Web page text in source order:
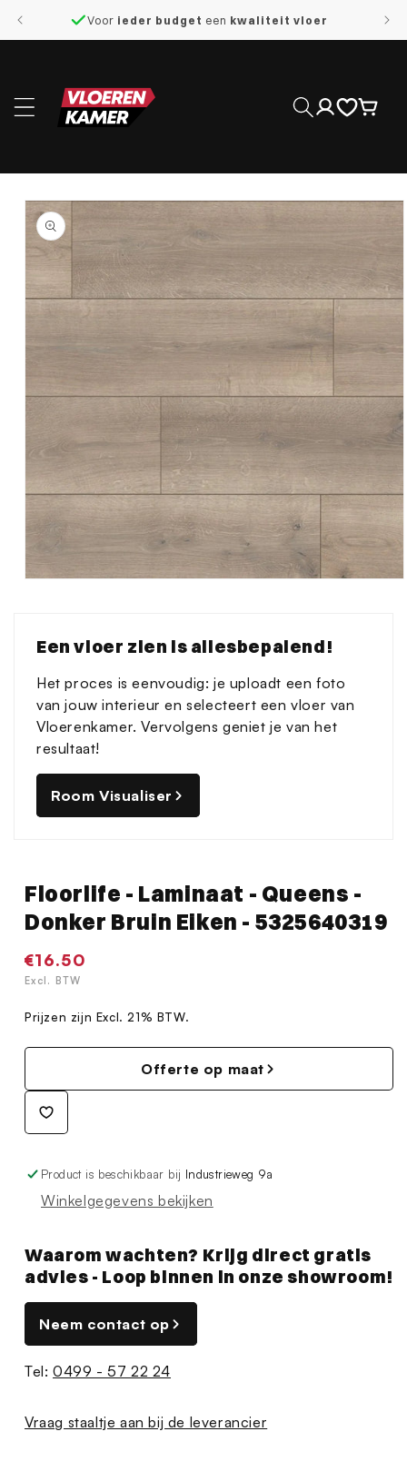
naar de
Voor ieder budget een kwaliteit vloer
Inloggen
direct naar
modaal
Een vloer zien is allesbepalend!
Het proces is eenvoudig: je uploadt een foto
van jouw interieur en selecteert een vloer van
Vloerenkamer. Vervolgens geniet je van het
resultaat!
Room Visualiser
Floorlife - Laminaat - Queens -
Donker Bruin Eiken - 5325640319
Normale
prijs
€16.50
Excl. BTW
Prijzen zijn Excl. 21% BTW.
Offerte op maat
Product is beschikbaar bij Industrieweg 9a
Winkelgegevens bekijken
Waarom wachten? Krijg direct gratis
advies - Loop binnen in onze showroom!
Neem contact op
Tel:0499 - 57 22 24
Vraag staaltje aan bij de leverancier